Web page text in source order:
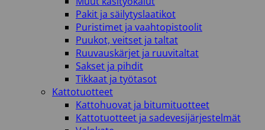
Pakit ja säilytyslaatikot
Puristimet ja vaahtopistoolit
Puukot, veitset ja taltat
Ruuvauskärjet ja ruuvitaltat
Sakset ja pihdit
Tikkaat ja työtasot
Kattotuotteet
Kattohuovat ja bitumituotteet
Kattotuotteet ja sadevesijärjestelmät